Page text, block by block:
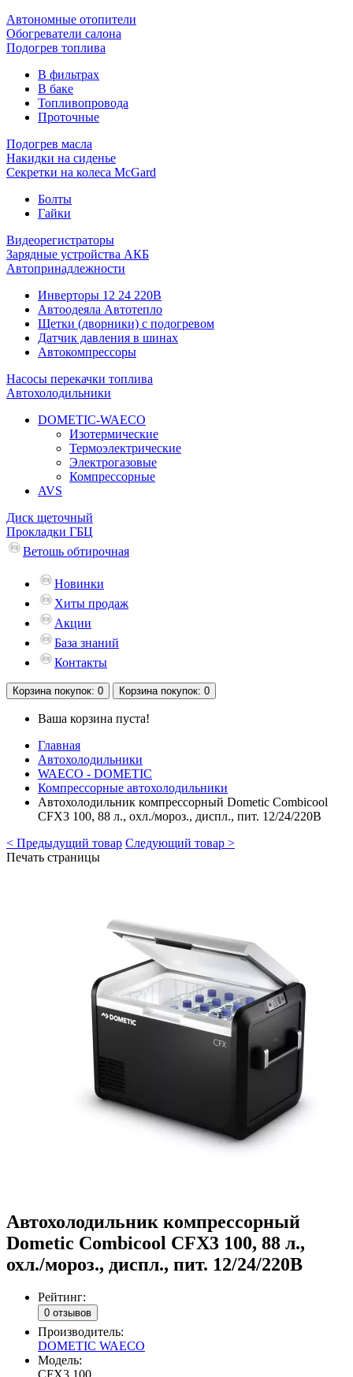
Автономные отопители
Обогреватели салона
Подогрев топлива
В фильтрах
В баке
Топливопровода
Проточные
Подогрев масла
Накидки на сиденье
Секретки на колеса McGard
Болты
Гайки
Видеорегистраторы
Зарядные устройства АКБ
Автопринадлежности
Инверторы 12 24 220В
Автоодеяла Автотепло
Щетки (дворники) с подогревом
Датчик давления в шинах
Автокомпрессоры
Насосы перекачки топлива
Автохолодильники
DOMETIC-WAECO
Изотермические
Термоэлектрические
Электрогазовые
Компрессорные
AVS
Диск щеточный
Прокладки ГБЦ
Ветошь обтирочная
Новинки
Хиты продаж
Акции
База знаний
Контакты
Корзина покупок: 0 Корзина покупок: 0
Ваша корзина пуста!
Главная
Автохолодильники
WAECO - DOMETIC
Компрессорные автохолодильники
Автохолодильник компрессорный Dometic Combicool
CFX3 100, 88 л., охл./мороз., диспл., пит. 12/24/220В
< Предыдущий товар Следующий товар >
Печать страницы
Автохолодильник компрессорный
Dometic Combicool CFX3 100, 88 л.,
охл./мороз., диспл., пит. 12/24/220В
Рейтинг:
0 отзывов
Производитель:
DOMETIC WAECO
Модель:
CFX3 100